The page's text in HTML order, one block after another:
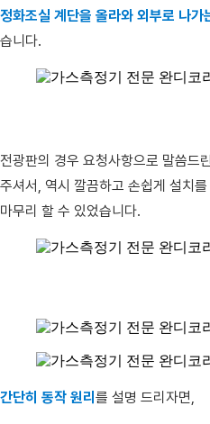
정화조실 계단을 올라와 외부로 나가
습니다.
전광판의 경우 요청사항으로 말씀드
주셔서, 역시 깔끔하고 손쉽게 설치를
마무리 할 수 있었습니다.
간단히 동작 원리 를 설명 드리자면,